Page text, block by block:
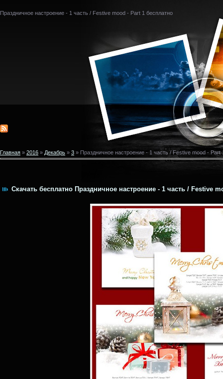
Праздничное настроение - 1 часть / Festive mood - Part 1 бесплатно
Главная » 2016 » Декабрь » 3 » Праздничное настроение - 1 часть / Festive mood - Part
Скачать бесплатно Праздничное настроение - 1 часть / Festive